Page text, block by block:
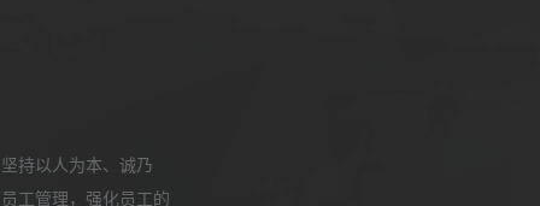
持以人为本、诚乃
工管理，强化员工的